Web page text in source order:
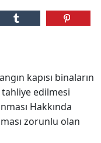
kapısı binaların
tahliye edilmesi
Hakkında
zorunlu olan